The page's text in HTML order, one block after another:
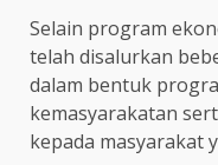
Selain program
telah disalurkan
dalam bentuk
kemasyarakatan
kepada masyarakat